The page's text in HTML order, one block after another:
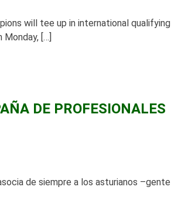
will tee up in international qualifying
Monday, […]
DE PROFESIONALES
de siempre a los asturianos –gente